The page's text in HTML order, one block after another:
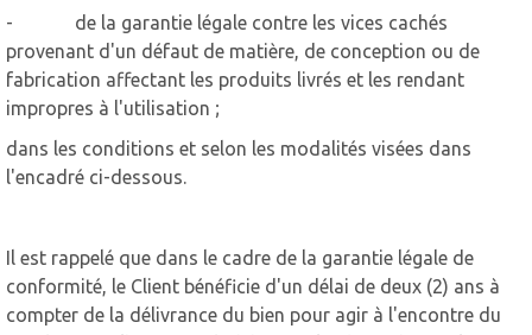
- de la garantie légale contre les vices cachés
provenant d'un défaut de matière, de conception ou de
fabrication affectant les produits livrés et les rendant
impropres à l'utilisation ;
dans les conditions et selon les modalités visées dans
l'encadré ci-dessous.
Il est rappelé que dans le cadre de la garantie légale de
conformité, le Client bénéficie d'un délai de deux (2) ans à
compter de la délivrance du bien pour agir à l'encontre du